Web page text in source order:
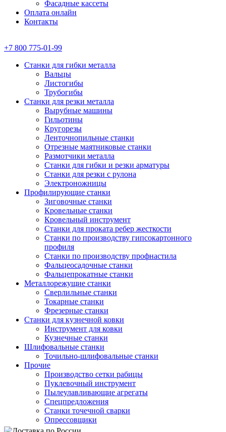
Фасадные кассеты
Оплата онлайн
Контакты
+7 800 775-01-99
Станки для гибки металла
Вальцы
Листогибы
Трубогибы
Станки для резки металла
Вырубные машины
Гильотины
Кругорезы
Ленточнопильные станки
Отрезные маятниковые станки
Размотчики металла
Станки для гибки и резки арматуры
Станки для резки с рулона
Электроножницы
Профилирующие станки
Зиговочные станки
Кровельные станки
Кровельный инструмент
Станки для проката ребер жесткости
Станки по производству гипсокартонного
профиля
Станки по производству профнастила
Фальцеосадочные станки
Фальцепрокатные станки
Металлорежущие станки
Сверлильные станки
Токарные станки
Фрезерные станки
Станки для кузнечной ковки
Инструмент для ковки
Кузнечные станки
Шлифовальные станки
Точильно-шлифовальные станки
Прочие
Производство сетки рабицы
Пуклевочный инструмент
Пылеулавливающие агрегаты
Спецпредложения
Станки точечной сварки
Опрессовщики